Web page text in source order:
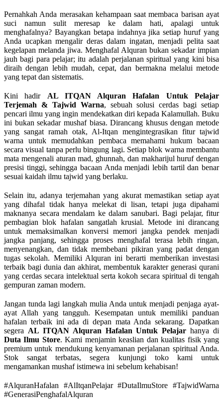
Pernahkah Anda merasakan kehampaan saat membaca barisan ayat
suci namun sulit meresap ke dalam hati, apalagi untuk
menghafalnya? Bayangkan betapa indahnya jika setiap huruf yang
Anda ucapkan mengalir deras dalam ingatan, menjadi pelita saat
kegelapan melanda jiwa. Menghafal Alquran bukan sekadar impian
jauh bagi para pelajar; itu adalah perjalanan spiritual yang kini bisa
diraih dengan lebih mudah, cepat, dan bermakna melalui metode
yang tepat dan sistematis.
Kini hadir AL ITQAN Alquran Hafalan Untuk Pelajar
Terjemah & Tajwid Warna, sebuah solusi cerdas bagi setiap
pencari ilmu yang ingin mendekatkan diri kepada Kalamullah. Buku
ini bukan sekadar mushaf biasa. Dirancang khusus dengan metode
yang sangat ramah otak, Al-Itqan mengintegrasikan fitur tajwid
warna untuk memudahkan pembaca memahami hukum bacaan
secara visual tanpa perlu bingung lagi. Setiap blok warna membantu
mata mengenali aturan mad, ghunnah, dan makharijul huruf dengan
presisi tinggi, sehingga bacaan Anda menjadi lebih tartil dan benar
sesuai kaidah ilmu tajwid yang berlaku.
Selain itu, adanya terjemahan yang akurat memastikan setiap ayat
yang dihafal tidak hanya melekat di lisan, tetapi juga dipahami
maknanya secara mendalam ke dalam sanubari. Bagi pelajar, fitur
pembagian blok hafalan sangatlah krusial. Metode ini dirancang
untuk memaksimalkan konversi memori jangka pendek menjadi
jangka panjang, sehingga proses menghafal terasa lebih ringan,
menyenangkan, dan tidak membebani pikiran yang padat dengan
tugas sekolah. Memiliki Alquran ini berarti memberikan investasi
terbaik bagi dunia dan akhirat, membentuk karakter generasi qurani
yang cerdas secara intelektual serta kokoh secara spiritual di tengah
gempuran zaman modern.
Jangan tunda lagi langkah mulia Anda untuk menjadi penjaga ayat-
ayat Allah yang tangguh. Kesempatan untuk memiliki panduan
hafalan terbaik ini ada di depan mata Anda sekarang. Dapatkan
segera AL ITQAN Alquran Hafalan Untuk Pelajar hanya di
Duta Ilmu Store. Kami menjamin keaslian dan kualitas fisik yang
premium untuk mendukung kenyamanan perjalanan spiritual Anda.
Stok sangat terbatas, segera kunjungi toko kami untuk
mengamankan mushaf istimewa ini sebelum kehabisan!
#AlquranHafalan #AlItqanPelajar #DutaIlmuStore #TajwidWarna
#GenerasiPenghafalAlquran